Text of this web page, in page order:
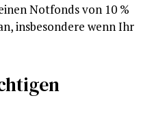
Notfonds von 10 %
insbesondere wenn Ihr